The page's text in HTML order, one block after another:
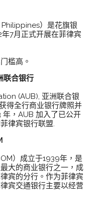
）是花旗银
7月正式开展在菲律宾
槛高。
联合银行
(AUB), 亚洲联合银
得全行商业银行牌照并
年，AUB 加入了已公开
律宾银行联盟.
）成立于1939年，是
大的商业银行之一，成
宾的分行。作为菲律宾
宾交通银行主要以经营